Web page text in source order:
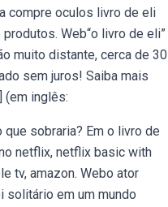
compre oculos livro de eli
Web“o livro de eli”
muito distante, cerca de 30
sem juros! Saiba mais
(em inglês:
sobraria? Em o livro de
netflix, netflix basic with
tv, amazon. Webo ator
solitário em um mundo